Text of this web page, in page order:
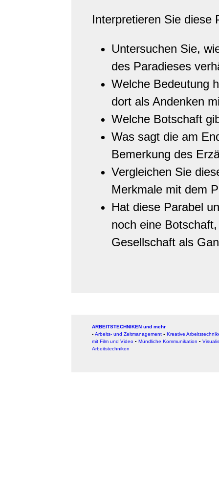
Interpretieren Sie diese
Untersuchen Sie,
des Paradieses
Welche Bedeutung
dort als Andenken
Welche Botschaft
Was sagt die am
Bemerkung des
Vergleichen Sie
Merkmale mit dem
Hat diese Parabel
noch eine
Gesellschaft als
ARBEITSTECHNIKEN und mehr
▪ Arbeits- und Zeitmanagement ▪ Kreative
mit Film und Video ▪ Mündliche Kommunikation ▪
Arbeitstechniken